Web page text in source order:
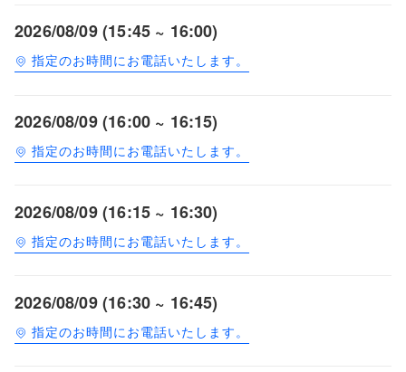
2026/08/09 (15:45 ~ 16:00)
指定のお時間にお電話いたします。
2026/08/09 (16:00 ~ 16:15)
指定のお時間にお電話いたします。
2026/08/09 (16:15 ~ 16:30)
指定のお時間にお電話いたします。
2026/08/09 (16:30 ~ 16:45)
指定のお時間にお電話いたします。